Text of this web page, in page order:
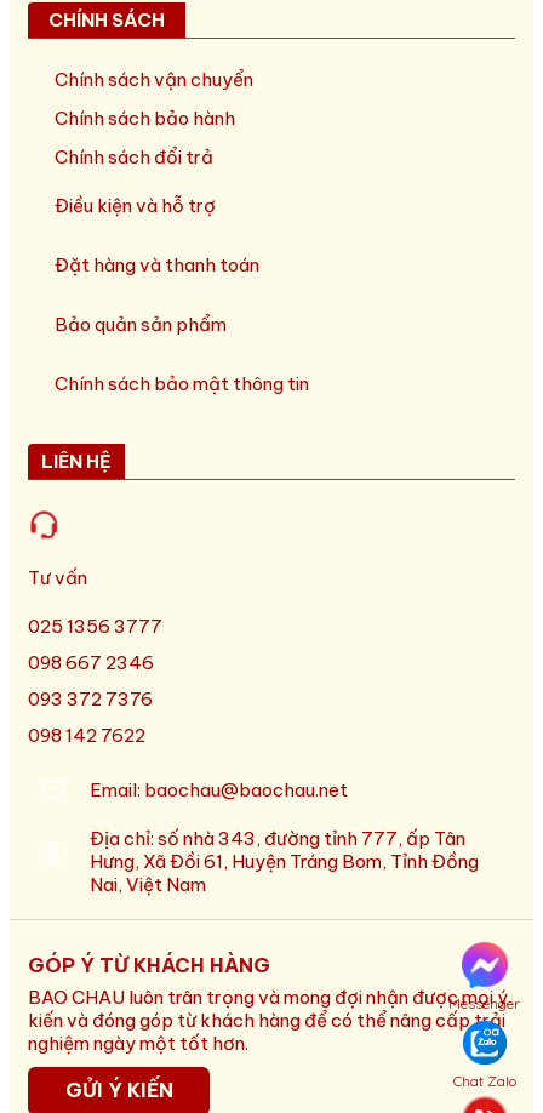
GÓP Ý TỪ KHÁCH HÀNG
BAO CHAU luôn trân trọng và mong đợi nhận được mọi ý
kiến và đóng góp từ khách hàng để có thể nâng cấp trải
nghiệm ngày một tốt hơn.
GỬI Ý KIẾN
LIÊN HỆ
Tư vấn
093 372 7376
Email: baochau@baochau.net
098 142 7622
098 667 2346
Địa chỉ: số nhà 343, đường tỉnh 777, ấp Tân
Hưng, Xã Đồi 61, Huyện Tráng Bom, Tỉnh Đồng
Nai, Việt Nam
025 1356 3777
Messenger
Chat Zalo
CHÍNH SÁCH
Chính sách vận chuyển
Chính sách bảo hành
Chính sách đổi trả
Điều kiện và hỗ trợ
Đặt hàng và thanh toán
Bảo quản sản phẩm
Chính sách bảo mật thông tin